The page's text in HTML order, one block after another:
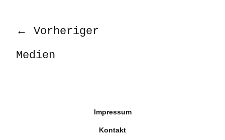
←
Vorheriger
Medien
Impressum
Kontakt